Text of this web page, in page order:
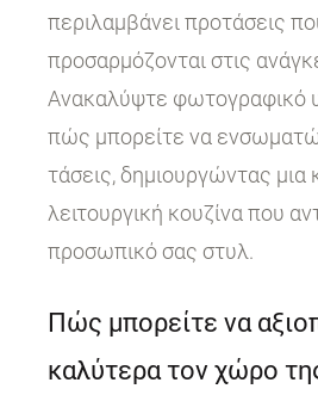
περιλαμβάνει προτάσεις
προσαρμόζονται στις
Ανακαλύψτε φωτογραφικό
πώς μπορείτε να
τάσεις, δημιουργώντας μια
λειτουργική κουζίνα που
προσωπικό σας στυλ.
Πώς μπορείτε να
καλύτερα τον χώρο